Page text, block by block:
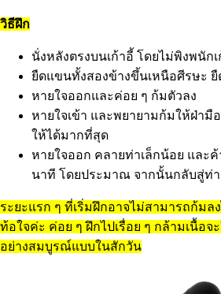
วิธีฝึก
นั่งหลังตรงบนเก้าอี้ โดยไม่พิงพนักเ
ยืดแขนทั้งสองข้างขึ้นเหนือศีรษะ
หายใจออกและค่อย ๆ ก้มตัวลง
หายใจเข้า และพยายามก้มให้ฝ่ามื
ให้ได้มากที่สุด
หายใจออก คลายท่าเล็กน้อย และค้
นาที โดยประมาณ จากนั้นกลับสู่ท่า
ระยะแรก ๆ ที่เริ่มฝึกอาจไม่สามารถก้มล
ท้อใจค่ะ ค่อย ๆ ฝึกไปเรื่อย ๆ กล้ามเนื้อ
อย่างสมบูรณ์แบบในสักวัน